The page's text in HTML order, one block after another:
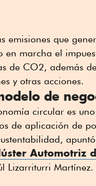
emisiones que
en marcha el
de CO2, además
y otras acciones.
de
circular es
de aplicación de
Automotriz
Lizarriturri Martínez.